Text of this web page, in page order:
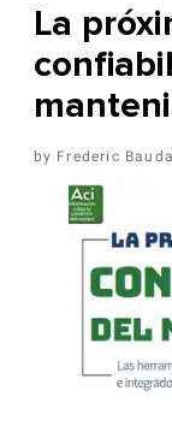
La
Frederic